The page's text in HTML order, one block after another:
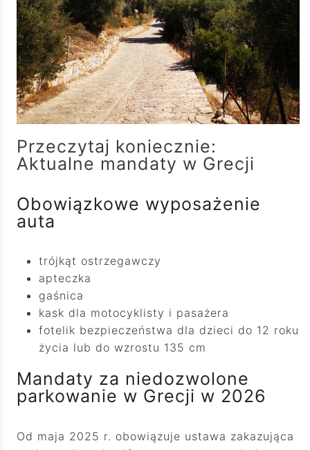
Przeczytaj koniecznie:
Aktualne mandaty w Grecji
Obowiązkowe wyposażenie
auta
trójkąt ostrzegawczy
apteczka
gaśnica
kask dla motocyklisty i pasażera
fotelik bezpieczeństwa dla dzieci do 12 roku
życia lub do wzrostu 135 cm
Mandaty za niedozwolone
parkowanie w Grecji w 2026
Od maja 2025 r. obowiązuje ustawa zakazująca